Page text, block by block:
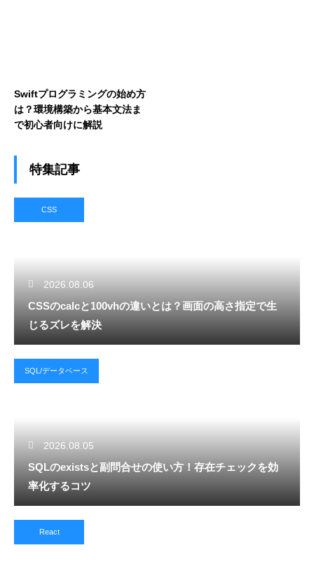
Swiftプログラミングの始め方
は？環境構築から基本文法ま
で初心者向けに解説
特集記事
CSS
2026.08.06
CSSのcalcと100vhの違いとは？画面の高さ指定で生
じるズレを解決
SQL/データベース
2026.08.05
SQLのexistsと副問合せの使い方！存在チェックを効
率化するコツ
React